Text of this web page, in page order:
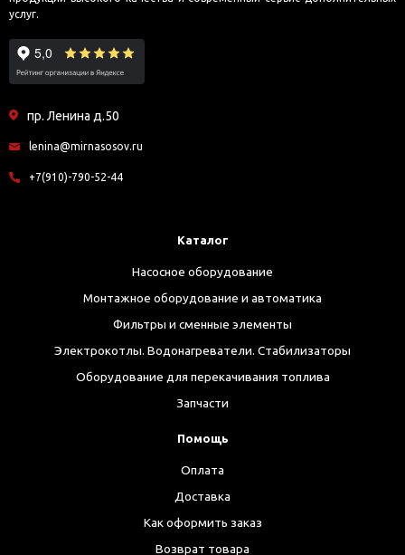
услуг.
пр. Ленина д.50
lenina@mirnasosov.ru
+7(910)-790-52-44
Каталог
Насосное оборудование
Монтажное оборудование и автоматика
Фильтры и сменные элементы
Электрокотлы. Водонагреватели. Стабилизаторы
Оборудование для перекачивания топлива
Запчасти
Помощь
Оплата
Доставка
Как оформить заказ
Возврат товара